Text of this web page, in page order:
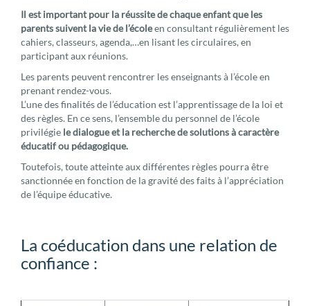
Il est important pour la réussite de chaque enfant que les
parents suivent la vie de l’écoleen consultant régulièrement les
cahiers, classeurs, agenda,…en lisant les circulaires, en
participant aux réunions.
Les parents peuvent rencontrer les enseignants à l’école en
prenant rendez-vous.
L’une des finalités de l’éducation est l’apprentissage de la loi et
des règles. En ce sens, l’ensemble du personnel de l’école
privilégie le dialogue et la recherche de solutions à caractère
éducatif ou pédagogique.
Toutefois, toute atteinte aux différentes règles pourra être
sanctionnée en fonction de la gravité des faits à l’appréciation
de l’équipe éducative.
La coéducation dans une relation de
confiance :